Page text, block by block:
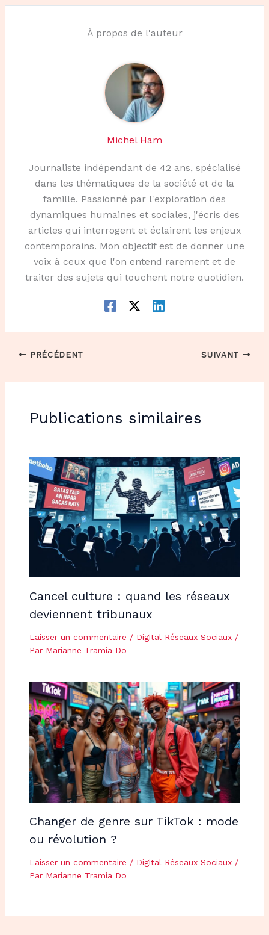
À propos de l'auteur
Michel Ham
Journaliste indépendant de 42 ans, spécialisé
dans les thématiques de la société et de la
famille. Passionné par l'exploration des
dynamiques humaines et sociales, j'écris des
articles qui interrogent et éclairent les enjeux
contemporains. Mon objectif est de donner une
voix à ceux que l'on entend rarement et de
traiter des sujets qui touchent notre quotidien.
PRÉCÉDENT SUIVANT
Publications similaires
Cancel culture : quand les réseaux
deviennent tribunaux
Laisser un commentaire / Digital Réseaux Sociaux/
Par Marianne Tramia Do
Changer de genre sur TikTok : mode
ou révolution ?
Laisser un commentaire / Digital Réseaux Sociaux/
Par Marianne Tramia Do